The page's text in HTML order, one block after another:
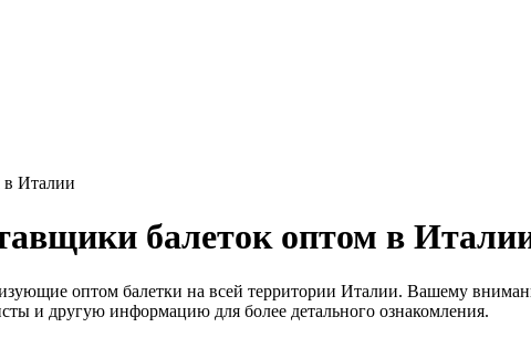
в Италии
балеток оптом в
оптом балетки на всей территории Италии. Вашему
и другую информацию для более детального ознакомления.